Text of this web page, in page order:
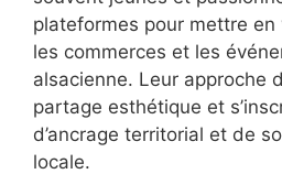
plateformes pour mettre
les commerces et les
alsacienne. Leur approche
partage esthétique et
d’ancrage territorial et de
locale.